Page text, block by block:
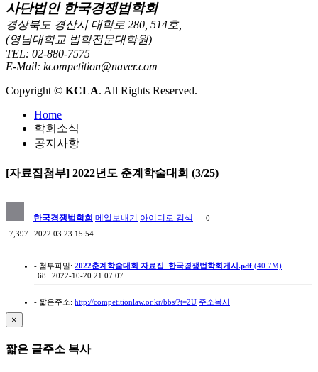
사단법인 한국경쟁법학회
경상북도 경산시 대학로 280, 514호,
(영남대학교 법학전문대학원)
TEL: 02-880-7575
E-Mail: kcompetition@naver.com
Copyright © KCLA. All Rights Reserved.
Home
학회소식
공지사항
[자료집첨부] 2022년도 춘계학술대회 (3/25)
한국경쟁법학회 메일보내기 아이디로 검색
0
7,397
2022.03.23 15:54
- 첨부파일: 2022춘계학술대회 자료집_한국경쟁법학회게시.pdf (40.7M)
68
2022-10-20 21:07:07
- 짧은주소: http://competitionlaw.or.kr/bbs/?t=2U 주소복사
×
짧은 글주소 복사